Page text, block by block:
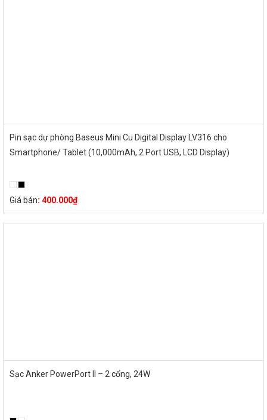
Pin sạc dự phòng Baseus Mini Cu Digital Display LV316 cho
Smartphone/ Tablet (10,000mAh, 2 Port USB, LCD Display)
Giá bán: 400.000₫
Sạc Anker PowerPort II – 2 cổng, 24W